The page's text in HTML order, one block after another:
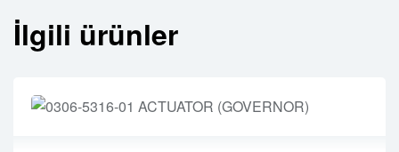
İlgili ürünler